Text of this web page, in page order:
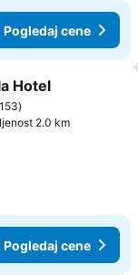
Pogledaj cene
Hotel
153
2.0 km
Pogledaj cene